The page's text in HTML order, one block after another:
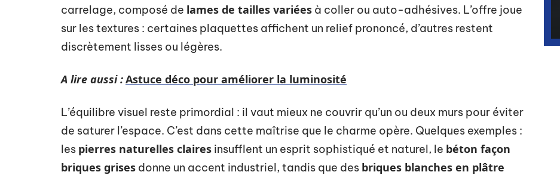
carrelage, composé de lames de tailles variées à coller ou auto-adhésives. L’offre joue
sur les textures : certaines plaquettes affichent un relief prononcé, d’autres restent
discrètement lisses ou légères.
A lire aussi :Astuce déco pour améliorer la luminosité
L’équilibre visuel reste primordial : il vaut mieux ne couvrir qu’un ou deux murs pour éviter
de saturer l’espace. C’est dans cette maîtrise que le charme opère. Quelques exemples :
les pierres naturelles claires insufflent un esprit sophistiqué et naturel, le béton façon
briques grises donne un accent industriel, tandis que des briques blanches en plâtre